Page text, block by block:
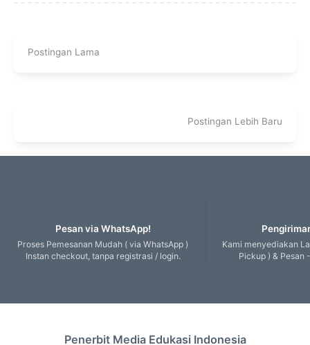
Postingan Lama
Postingan Lebih Baru
Pesan via WhatsApp!
Proses Pemesanan Mudah ( via WhatsApp )
Instan checkout, tanpa registrasi / login.
Kami menyediakan
Pickup ) & Pesan
Penerbit Media Edukasi Indonesia